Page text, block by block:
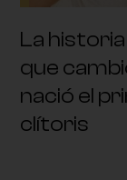
La
que
nació el
clítoris